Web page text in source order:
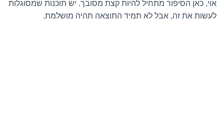
אוי, כאן הסיפור מתחיל להיות קצת מסובך. יש תוכנות שמסוגלות
לעשות את זה, אבל לא תמיד התוצאה תהיה מושלמת.